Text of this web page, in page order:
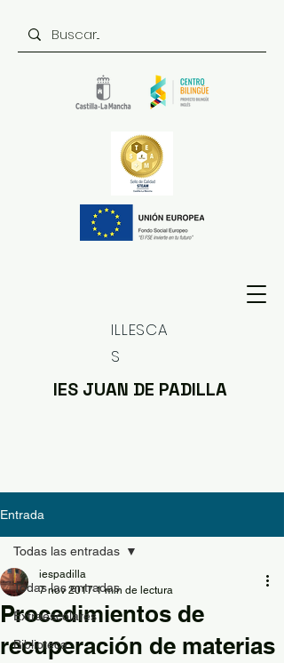
ILLESCA
S
IES JUAN DE PADILLA
Entrada
Todas las entradas
Extraescolares
Biblioteca
Todas las entradas
Procedimientos de
recuperación de materias
iespadilla
7 nov 2017 1 min de lectura